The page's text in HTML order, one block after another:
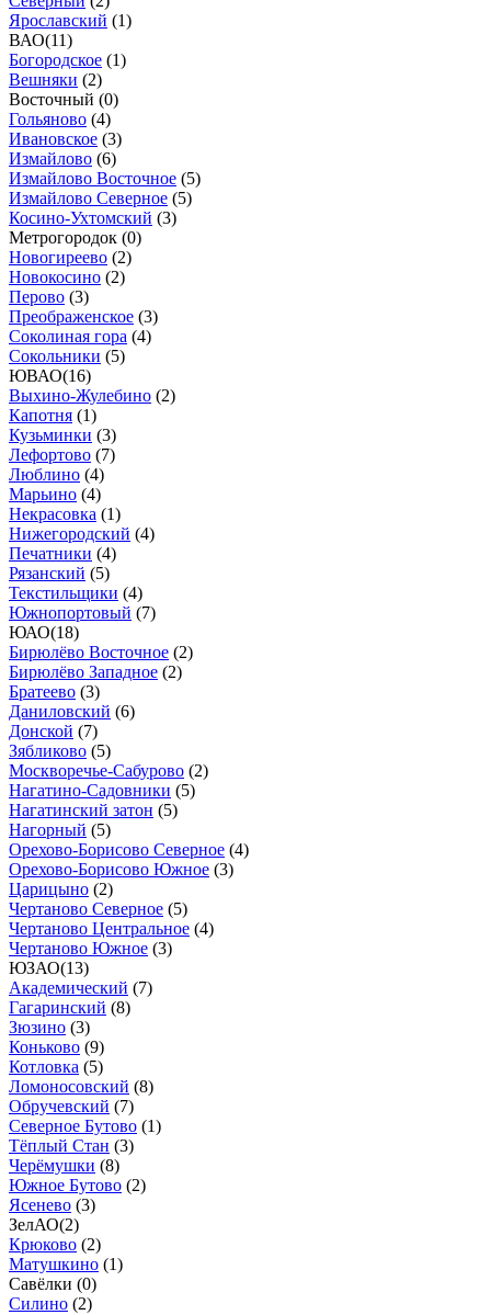
Ярославский (1)
ВАО(11)
Богородское (1)
Вешняки (2)
Восточный (0)
Гольяново (4)
Ивановское (3)
Измайлово (6)
Измайлово Восточное (5)
Измайлово Северное (5)
Косино-Ухтомский (3)
Метрогородок (0)
Новогиреево (2)
Новокосино (2)
Перово (3)
Преображенское (3)
Соколиная гора (4)
Сокольники (5)
ЮВАО(16)
Выхино-Жулебино (2)
Капотня (1)
Кузьминки (3)
Лефортово (7)
Люблино (4)
Марьино (4)
Некрасовка (1)
Нижегородский (4)
Печатники (4)
Рязанский (5)
Текстильщики (4)
Южнопортовый (7)
ЮАО(18)
Бирюлёво Восточное (2)
Бирюлёво Западное (2)
Братеево (3)
Даниловский (6)
Донской (7)
Зябликово (5)
Москворечье-Сабурово (2)
Нагатино-Садовники (5)
Нагатинский затон (5)
Нагорный (5)
Орехово-Борисово Северное (4)
Орехово-Борисово Южное (3)
Царицыно (2)
Чертаново Северное (5)
Чертаново Центральное (4)
Чертаново Южное (3)
ЮЗАО(13)
Академический (7)
Гагаринский (8)
Зюзино (3)
Коньково (9)
Котловка (5)
Ломоносовский (8)
Обручевский (7)
Северное Бутово (1)
Тёплый Стан (3)
Черёмушки (8)
Южное Бутово (2)
Ясенево (3)
ЗелАО(2)
Крюково (2)
Матушкино (1)
Савёлки (0)
Силино (2)